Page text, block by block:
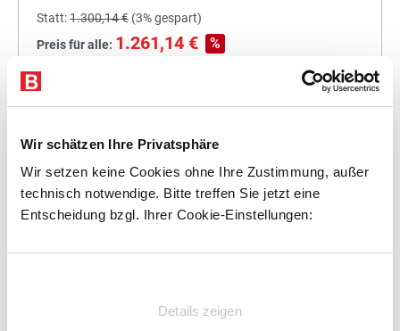
Wir schätzen Ihre Privatsphäre
Wir setzen keine Cookies ohne Ihre Zustimmung, außer
technisch notwendige. Bitte treffen Sie jetzt eine
Entscheidung bzgl. Ihrer Cookie-Einstellungen:
Details zeigen
Statt:1.300,14 € (3%gespart)
Preis für alle: 1.261,14 € %
+
1.394,17 € %